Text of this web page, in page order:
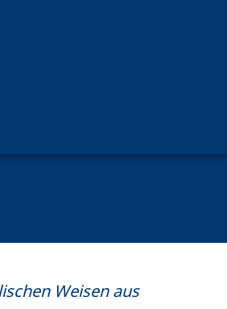
Weisen aus